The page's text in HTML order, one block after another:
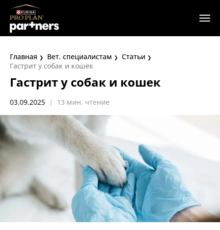
Главная Вет. специалистам
Статьи
Гастрит у собак и кошек
Гастрит у собак и кошек
03.09.2025 | 13 мин. чтение